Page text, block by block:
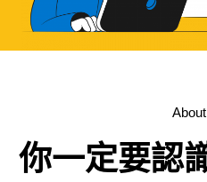
你一定要認